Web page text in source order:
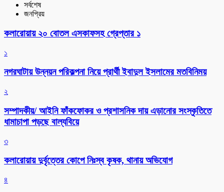
সর্বশেষ
জনপ্রিয়
কলারোয়ায় ২০ বোতল এসকাফসহ গ্রেপ্তার ১
১
নগরঘাটায় উন্নয়ন পরিকল্পনা নিয়ে প্রার্থী ইবাদুল ইসলামের মতবিনিময়
২
সম্পাদকীয়/ আইনি ফাঁকফোকর ও প্রশাসনিক দায় এড়ানোর সংস্কৃতিতে
ধামাচাপা পড়ছে বাল্যবিয়ে
৩
কলারোয়ায় দুর্বৃত্তের কোপে নিঃস্ব কৃষক, থানায় অভিযোগ
৪